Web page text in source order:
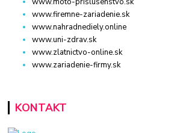
www.firemne-zariadenie.sk
www.nahradnediely.online
www.uni-zdrav.sk
www.zlatnictvo-online.sk
www.zariadenie-firmy.sk
KONTAKT